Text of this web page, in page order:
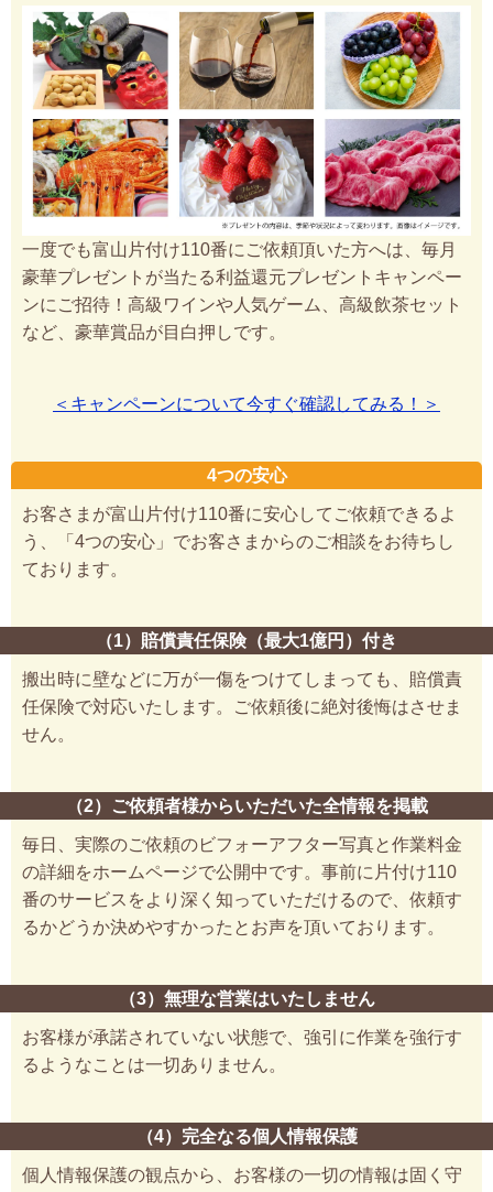
一度でも富山片付け110番にご依頼頂いた方へは、毎月
豪華プレゼントが当たる利益還元プレゼントキャンペー
ンにご招待！高級ワインや人気ゲーム、高級飲茶セット
など、豪華賞品が目白押しです。
＜キャンペーンについて今すぐ確認してみる！＞
4つの安心
お客さまが富山片付け110番に安心してご依頼できるよ
う、「4つの安心」でお客さまからのご相談をお待ちし
ております。
（1）賠償責任保険（最大1億円）付き
搬出時に壁などに万が一傷をつけてしまっても、賠償責
任保険で対応いたします。ご依頼後に絶対後悔はさせま
せん。
（2）ご依頼者様からいただいた全情報を掲載
毎日、実際のご依頼のビフォーアフター写真と作業料金
の詳細をホームページで公開中です。事前に片付け110
番のサービスをより深く知っていただけるので、依頼す
るかどうか決めやすかったとお声を頂いております。
（3）無理な営業はいたしません
お客様が承諾されていない状態で、強引に作業を強行す
るようなことは一切ありません。
（4）完全なる個人情報保護
個人情報保護の観点から、お客様の一切の情報は固く守